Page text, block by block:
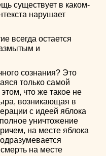
существует в каком-
нарушает
всегда остается
и
сознания? Это
только самой
что же такое не
возникающая в
с идеей яблока
уничтожение
на месте яблока
на месте